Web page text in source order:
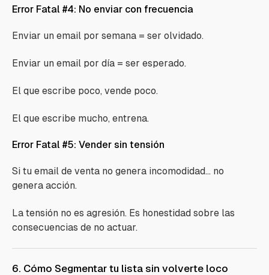
Error Fatal #4: No enviar con frecuencia
Enviar un email por semana = ser olvidado.
Enviar un email por día = ser esperado.
El que escribe poco, vende poco.
El que escribe mucho, entrena.
Error Fatal #5: Vender sin tensión
Si tu email de venta no genera incomodidad… no
genera acción.
La tensión no es agresión. Es honestidad sobre las
consecuencias de no actuar.
6. Cómo Segmentar tu lista sin volverte loco